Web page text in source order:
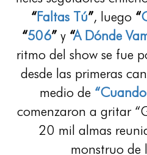
“Faltas Tú”, luego “
“506”y“A Dónde
ritmo del show se fue
desde las primeras
medio de
comenzaron a gritar
20 mil almas
monstruo